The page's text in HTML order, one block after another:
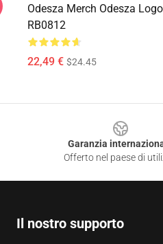
Odesza Merch Odesza
RB0812
22,49 € $24.45
Garanzia
Offerto nel paese di
Il nostro supporto